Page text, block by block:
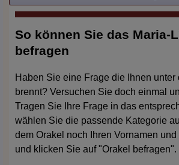
So können Sie das Maria-
befragen
Haben Sie eine Frage die Ihnen unter
brennt? Versuchen Sie doch einmal
Tragen Sie Ihre Frage in das
wählen Sie die passende Kategorie
dem Orakel noch Ihren Vornamen
und klicken Sie auf "Orakel befragen".